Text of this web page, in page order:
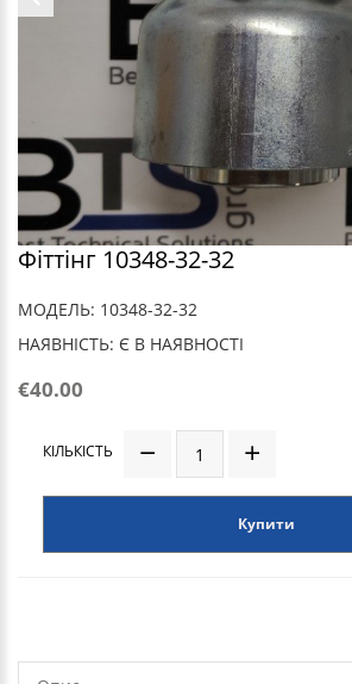
Фіттінг 10348-32-32
МОДЕЛЬ: 10348-32-32
НАЯВНІСТЬ: Є В НАЯВНОСТІ
€40.00
КІЛЬКІСТЬ
Купити